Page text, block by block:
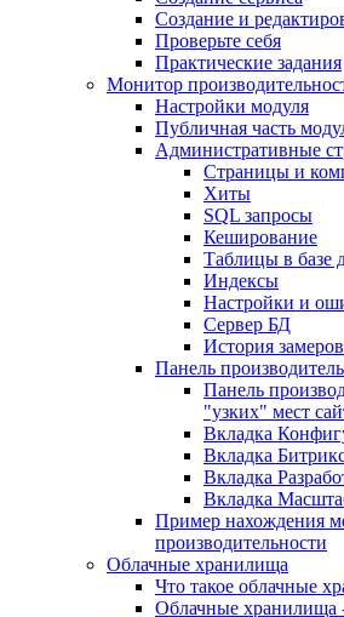
Создание и
Проверьте себя
Практические задания
Монитор
Настройки модуля
Публичная часть
Административные
Страницы и
Хиты
SQL запросы
Кеширование
Таблицы в базе
Индексы
Настройки и
Сервер БД
История
Панель
Панель
"узких" мест
Вкладка
Вкладка
Вкладка
Вкладка
Пример нахождения
производительности
Облачные хранилища
Что такое облачные
Облачные хранилища